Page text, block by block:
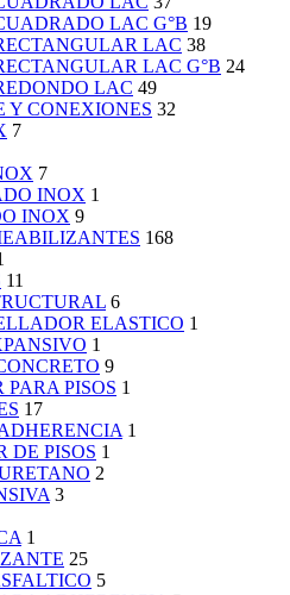
LAC G°B 19
LAC 38
LAC G°B 24
LAC 49
Y CONEXIONES 32
7
7
INOX 1
INOX 9
168
11
6
ELASTICO 1
1
9
PISOS 1
17
1
DE PISOS 1
2
3
1
25
5